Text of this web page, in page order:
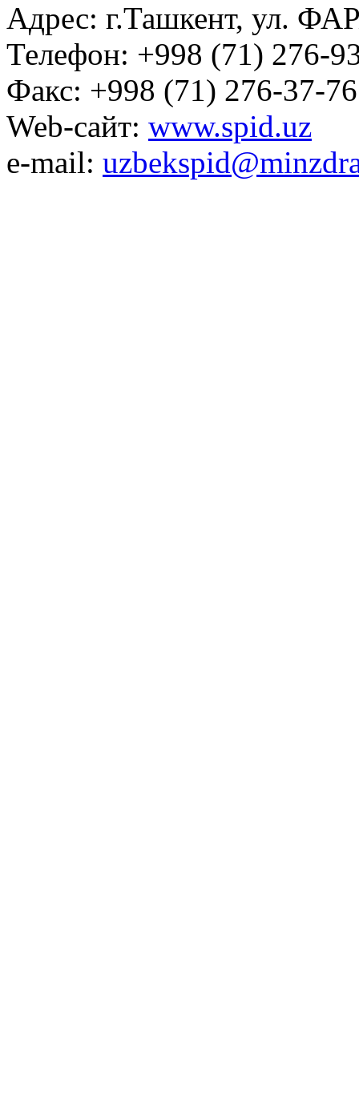
Адрес: г.Ташкент, ул.
Телефон: +998 (71) 276-
Факс: +998 (71) 276-37-76
Web-сайт: www.spid.uz
e-mail: